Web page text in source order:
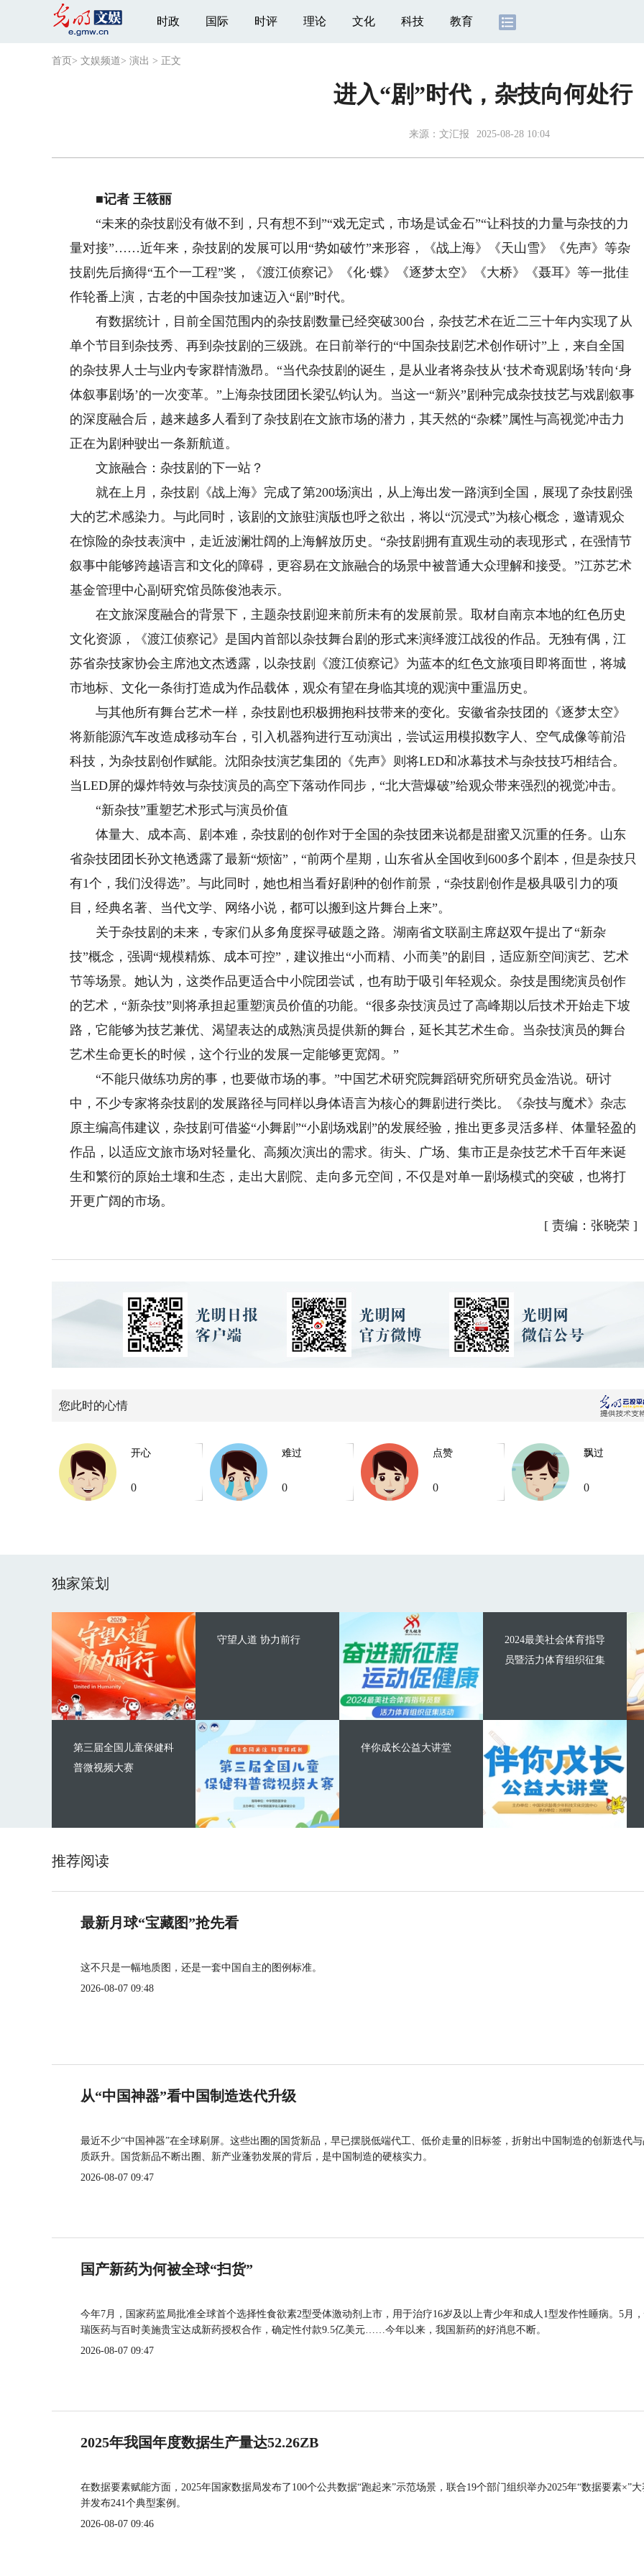
时政 国际 时评 理论 文化 科技 教育
首页 > 文娱频道> 演出 > 正文
进入“剧”时代，杂技向何处行
来源： 文汇报 2025-08-28 10:04
■记者 王筱丽
“未来的杂技剧没有做不到，只有想不到”“戏无定式，市场是试金石”“让科技的力量与杂技的力
量对接”……近年来，杂技剧的发展可以用“势如破竹”来形容，《战上海》《天山雪》《先声》等杂
技剧先后摘得“五个一工程”奖，《渡江侦察记》《化·蝶》《逐梦太空》《大桥》《聂耳》等一批佳
作轮番上演，古老的中国杂技加速迈入“剧”时代。
有数据统计，目前全国范围内的杂技剧数量已经突破300台，杂技艺术在近二三十年内实现了从
单个节目到杂技秀、再到杂技剧的三级跳。在日前举行的“中国杂技剧艺术创作研讨”上，来自全国
的杂技界人士与业内专家群情激昂。“当代杂技剧的诞生，是从业者将杂技从‘技术奇观剧场’转向‘身
体叙事剧场’的一次变革。”上海杂技团团长梁弘钧认为。当这一“新兴”剧种完成杂技技艺与戏剧叙事
的深度融合后，越来越多人看到了杂技剧在文旅市场的潜力，其天然的“杂糅”属性与高视觉冲击力
正在为剧种驶出一条新航道。
文旅融合：杂技剧的下一站？
就在上月，杂技剧《战上海》完成了第200场演出，从上海出发一路演到全国，展现了杂技剧强
大的艺术感染力。与此同时，该剧的文旅驻演版也呼之欲出，将以“沉浸式”为核心概念，邀请观众
在惊险的杂技表演中，走近波澜壮阔的上海解放历史。“杂技剧拥有直观生动的表现形式，在强情节
叙事中能够跨越语言和文化的障碍，更容易在文旅融合的场景中被普通大众理解和接受。”江苏艺术
基金管理中心副研究馆员陈俊池表示。
在文旅深度融合的背景下，主题杂技剧迎来前所未有的发展前景。取材自南京本地的红色历史
文化资源，《渡江侦察记》是国内首部以杂技舞台剧的形式来演绎渡江战役的作品。无独有偶，江
苏省杂技家协会主席池文杰透露，以杂技剧《渡江侦察记》为蓝本的红色文旅项目即将面世，将城
市地标、文化一条街打造成为作品载体，观众有望在身临其境的观演中重温历史。
与其他所有舞台艺术一样，杂技剧也积极拥抱科技带来的变化。安徽省杂技团的《逐梦太空》
将新能源汽车改造成移动车台，引入机器狗进行互动演出，尝试运用模拟数字人、空气成像等前沿
科技，为杂技剧创作赋能。沈阳杂技演艺集团的《先声》则将LED和冰幕技术与杂技技巧相结合。
当LED屏的爆炸特效与杂技演员的高空下落动作同步，“北大营爆破”给观众带来强烈的视觉冲击。
“新杂技”重塑艺术形式与演员价值
体量大、成本高、剧本难，杂技剧的创作对于全国的杂技团来说都是甜蜜又沉重的任务。山东
省杂技团团长孙文艳透露了最新“烦恼”，“前两个星期，山东省从全国收到600多个剧本，但是杂技只
有1个，我们没得选”。与此同时，她也相当看好剧种的创作前景，“杂技剧创作是极具吸引力的项
目，经典名著、当代文学、网络小说，都可以搬到这片舞台上来”。
关于杂技剧的未来，专家们从多角度探寻破题之路。湖南省文联副主席赵双午提出了“新杂
技”概念，强调“规模精炼、成本可控”，建议推出“小而精、小而美”的剧目，适应新空间演艺、艺术
节等场景。她认为，这类作品更适合中小院团尝试，也有助于吸引年轻观众。杂技是围绕演员创作
的艺术，“新杂技”则将承担起重塑演员价值的功能。“很多杂技演员过了高峰期以后技术开始走下坡
路，它能够为技艺兼优、渴望表达的成熟演员提供新的舞台，延长其艺术生命。当杂技演员的舞台
艺术生命更长的时候，这个行业的发展一定能够更宽阔。”
“不能只做练功房的事，也要做市场的事。”中国艺术研究院舞蹈研究所研究员金浩说。研讨
中，不少专家将杂技剧的发展路径与同样以身体语言为核心的舞剧进行类比。《杂技与魔术》杂志
原主编高伟建议，杂技剧可借鉴“小舞剧”“小剧场戏剧”的发展经验，推出更多灵活多样、体量轻盈的
作品，以适应文旅市场对轻量化、高频次演出的需求。街头、广场、集市正是杂技艺术千百年来诞
生和繁衍的原始土壤和生态，走出大剧院、走向多元空间，不仅是对单一剧场模式的突破，也将打
开更广阔的市场。
[ 责编：张晓荣 ]
您此时的心情
开心
0
难过
0
点赞
0
飘过
0
独家策划
守望人道 协力前行
第三届全国儿童保健科
普微视频大赛
2024最美社会体育指导
员暨活力体育组织征集
伴你成长公益大讲堂
推荐阅读
最新月球“宝藏图”抢先看
这不只是一幅地质图，还是一套中国自主的图例标准。
2026-08-07 09:48
从“中国神器”看中国制造迭代升级
最近不少“中国神器”在全球刷屏。这些出圈的国货新品，早已摆脱低端代工、低价走量的旧标签，折射出中国制造的创新迭代
质跃升。国货新品不断出圈、新产业蓬勃发展的背后，是中国制造的硬核实力。
2026-08-07 09:47
国产新药为何被全球“扫货”
今年7月，国家药监局批准全球首个选择性食欲素2型受体激动剂上市，用于治疗16岁及以上青少年和成人1型发作性睡病。5月
瑞医药与百时美施贵宝达成新药授权合作，确定性付款9.5亿美元……今年以来，我国新药的好消息不断。
2026-08-07 09:47
2025年我国年度数据生产量达52.26ZB
在数据要素赋能方面，2025年国家数据局发布了100个公共数据“跑起来”示范场景，联合19个部门组织举办2025年“数据要素×”大
并发布241个典型案例。
2026-08-07 09:46